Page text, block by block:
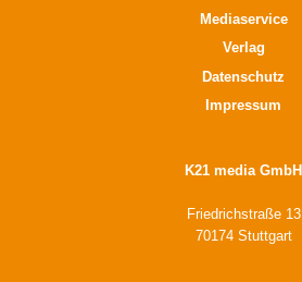
Mediaservice
Verlag
Datenschutz
Impressum
K21 media GmbH
Friedrichstraße 13
70174 Stuttgart